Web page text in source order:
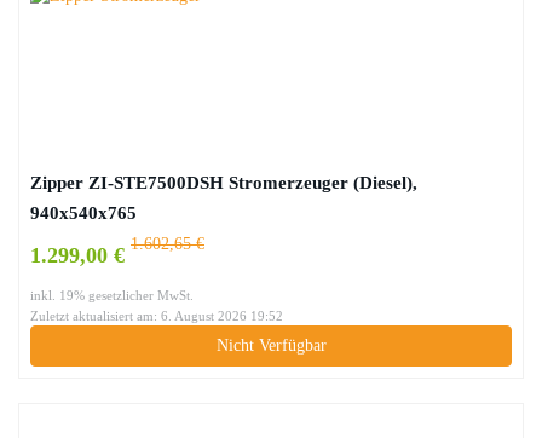
Zipper ZI-STE7500DSH Stromerzeuger (Diesel),
940x540x765
1.299,00 € 1.602,65 €
inkl. 19% gesetzlicher MwSt.
Zuletzt aktualisiert am: 6. August 2026 19:52
Nicht Verfügbar